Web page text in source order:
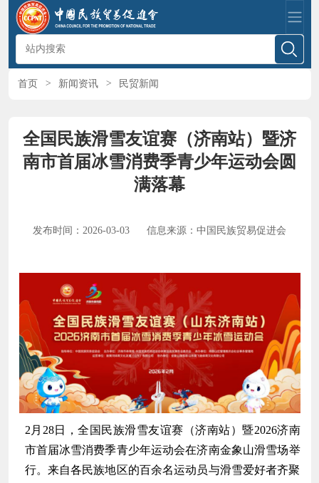
首页 > 新闻资讯 > 民贸新闻
全国民族滑雪友谊赛（济南站）暨济
南市首届冰雪消费季青少年运动会圆
满落幕
发布时间：2026-03-03 信息来源：中国民族贸易促进会
2月28日，全国民族滑雪友谊赛（济南站）暨2026济南
市首届冰雪消费季青少年运动会在济南金象山滑雪场举
行。来自各民族地区的百余名运动员与滑雪爱好者齐聚